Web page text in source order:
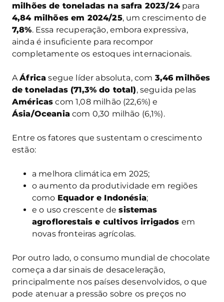
milhões de toneladas na safra 2023/24para
4,84 milhões em 2024/25, um crescimento de
7,8%. Essa recuperação, embora expressiva,
ainda é insuficiente para recompor
completamente os estoques internacionais.
AÁfrica segue líder absoluta, com 3,46 milhões
de toneladas (71,3% do total), seguida pelas
Américas com 1,08 milhão (22,6%) e
Ásia/Oceaniacom 0,30 milhão (6,1%).
Entre os fatores que sustentam o crescimento
estão:
a melhora climática em 2025;
o aumento da produtividade em regiões
como Equador e Indonésia;
e o uso crescente desistemas
agroflorestais e cultivos irrigados em
novas fronteiras agrícolas.
Por outro lado, o consumo mundial de chocolate
começa a dar sinais de desaceleração,
principalmente nos países desenvolvidos, o que
pode atenuar a pressão sobre os preços no